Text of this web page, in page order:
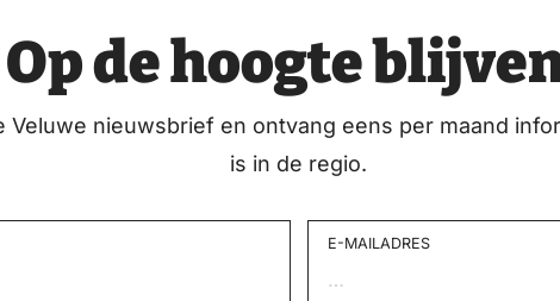
Op de hoogte
Veluwe nieuwsbrief en ontvang eens per maand
is in de regio.
E-MAILADRES